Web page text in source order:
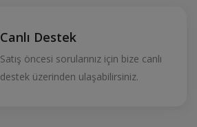
Canlı Destek
Satış öncesi sorularınız için bize canlı
destek üzerinden ulaşabilirsiniz.